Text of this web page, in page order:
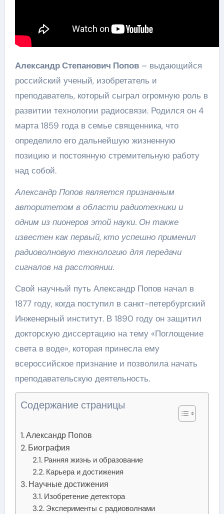
Александр Степанович Попов– выдающийся
российский ученый, изобретатель и
преподаватель, который сыграл огромную роль в
развитии технологии радиосвязи. Родился он 4
марта 1859 года в семье священника, что
определило его дальнейшую жизненную
позицию и постоянную стремительную работу
над собой.
Александр Попов является признанным
авторитетом в области радиотехники и
одним из пионеров этой науки. Он также
известен как первый, кто успешно применил
радиоволновую технологию для передачи
сигналов на расстоянии.
Свой научный путь Александр Попов начал в
1877 году, когда поступил в санкт-петербургский
Инженерный институт. В 1890 году он защитил
докторскую диссертацию на тему «Поглощение
света в воде», которая принесла ему
всероссийское признание и позволила начать
преподавательскую деятельность.
Содержание страницы
Александр Попов
Биография
Ранняя жизнь и образование
Карьера и достижения
Научные достижения
Изобретение детектора
Эксперименты с радиоволнами